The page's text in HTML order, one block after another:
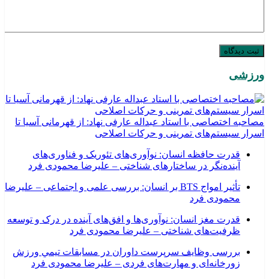
ورزشی
مصاحبه اختصاصی با استاد عبداله عارفی نهاد: از قهرمانی آسیا تا
اسرار سیستم‌های تمرینی و حرکات اصلاحی
قدرت حافظه انسان: نوآوری‌های تئوریک و فناوری‌های
آینده‌نگر در ساختارهای شناختی – علیرضا محمودی فرد
تأثیر امواج BTS بر انسان: بررسی علمی و اجتماعی – علیرضا
محمودی فرد
قدرت مغز انسان: نوآوری‌ها و افق‌های آینده در درک و توسعه
ظرفیت‌های شناختی – علیرضا محمودی فرد
بررسی وظايف سرپرست داوران در مسابقات تیمي ورزش
زورخانه‌ای و مهارت‌های فردی – علیرضا محمودی فرد